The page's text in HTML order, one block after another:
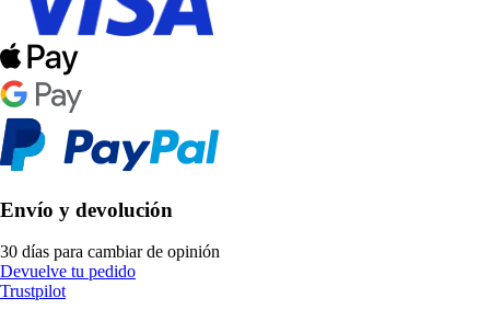
Envío y devolución
30 días para cambiar de opinión
Devuelve tu pedido
Trustpilot